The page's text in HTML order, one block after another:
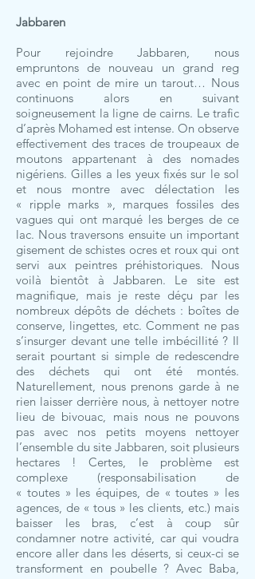
Jabbaren
Pour rejoindre Jabbaren, nous
empruntons de nouveau un grand reg
avec en point de mire un tarout… Nous
continuons alors en suivant
soigneusement la ligne de cairns. Le trafic
d’après Mohamed est intense. On observe
effectivement des traces de troupeaux de
moutons appartenant à des nomades
nigériens. Gilles a les yeux fixés sur le sol
et nous montre avec délectation les
« ripple marks », marques fossiles des
vagues qui ont marqué les berges de ce
lac. Nous traversons ensuite un important
gisement de schistes ocres et roux qui ont
servi aux peintres préhistoriques. Nous
voilà bientôt à Jabbaren. Le site est
magnifique, mais je reste déçu par les
nombreux dépôts de déchets : boîtes de
conserve, lingettes, etc. Comment ne pas
s’insurger devant une telle imbécillité ? Il
serait pourtant si simple de redescendre
des déchets qui ont été montés.
Naturellement, nous prenons garde à ne
rien laisser derrière nous, à nettoyer notre
lieu de bivouac, mais nous ne pouvons
pas avec nos petits moyens nettoyer
l’ensemble du site Jabbaren, soit plusieurs
hectares ! Certes, le problème est
complexe (responsabilisation de
« toutes » les équipes, de « toutes » les
agences, de « tous » les clients, etc.) mais
baisser les bras, c’est à coup sûr
condamner notre activité, car qui voudra
encore aller dans les déserts, si ceux-ci se
transforment en poubelle ? Avec Baba,